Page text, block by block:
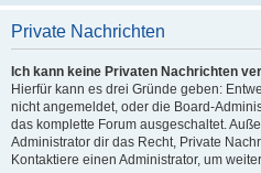
Private Nachrichten
Ich kann keine Privaten Nachrichten
Hierfür kann es drei Gründe geben:
nicht angemeldet, oder die Board-
das komplette Forum ausgeschaltet.
Administrator dir das Recht, Private
Kontaktiere einen Administrator, um